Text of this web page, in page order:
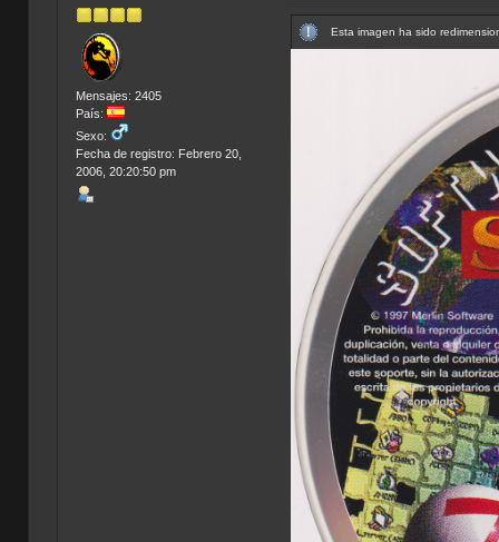
Mensajes: 2405
País:
Sexo:
Fecha de registro: Febrero 20,
2006, 20:20:50 pm
Esta imagen ha sido